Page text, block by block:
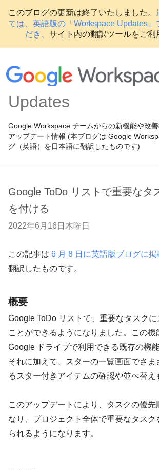
このブログの更新は終了いたしました。
ては、英語版の「Workspace Updates」
だき、 サイト内の翻訳ツールをご利
Updates
Google Workspace チームからの新機能や改
アップデート情報 (本ブログは Google
グ（英語）を日本語に翻訳したものです)
Google ToDo リストで重要なタ
を付ける
2022年6月16日木曜日
この記事は 6 月 8 日に英語版ブログに
翻訳したものです。
概要
Google ToDo リストで、重要なタスク
ことができるようになりました。この機
Google ドライブで利用できる既存の機
それに加えて、スターの一覧画面でさま
るスター付きアイテムの確認や並べ替え
このアップデートにより、タスクの優先
なり、プロジェクト全体で重要なタスク
られるようになります。